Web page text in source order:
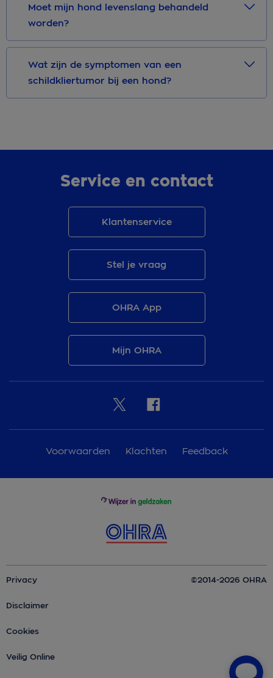
Moet mijn hond levenslang behandeld
worden?
Wat zijn de symptomen van een
schildkliertumor bij een hond?
Service en contact
Klantenservice
Stel je vraag
OHRA App
Mijn OHRA
Voorwaarden Klachten Feedback
Privacy
Disclaimer
Cookies
Veilig Online
©2014-2026 OHRA